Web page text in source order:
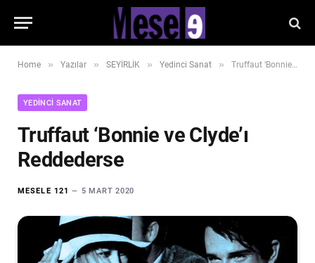
Home » Yazılar » SEYİRLİK » Yedinci Sanat » Truffaut ‘Bonnie ve Clyde’ı Reddederse
YEDINCI SANAT
Truffaut ‘Bonnie ve Clyde’ı
Reddederse
MESELE 121 5 MART 2020